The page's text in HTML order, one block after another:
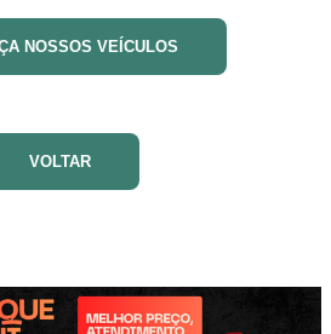
NOSSOS VEÍCULOS
VOLTAR